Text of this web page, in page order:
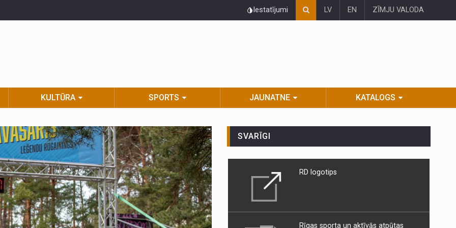
Iestatījumi LV EN ZĪMJU VALODA
KULTŪRA SPORTS JAUNATNE KATALOGS
SVARĪGI
RD logotips
Rīgas sporta un aktīvās atpūtas